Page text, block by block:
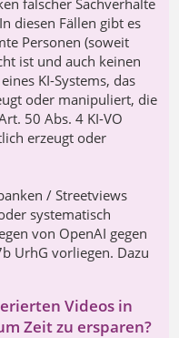
diesen Fällen gibt es
Personen (soweit
ist und auch keinen
KI-Systems, das
oder manipuliert, die
50 Abs. 4 KI-VO
erzeugt oder
/ Streetviews
systematisch
von OpenAI gegen
UrhG vorliegen. Dazu
Videos in
Zeit zu ersparen?